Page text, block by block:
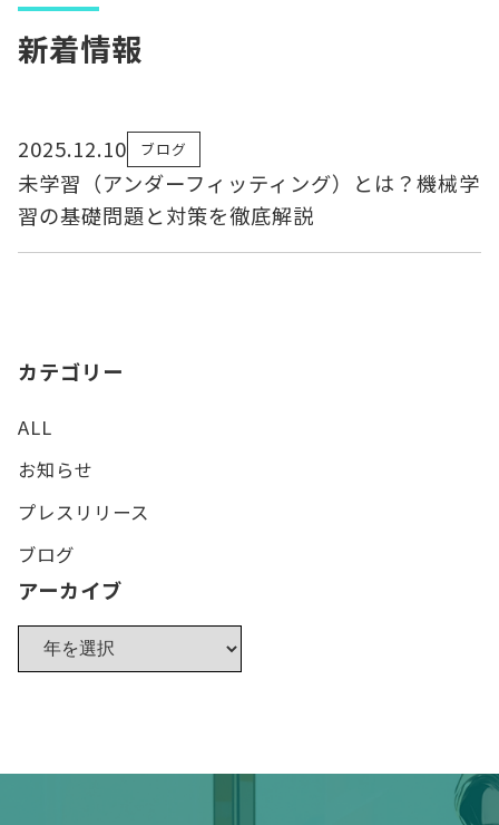
新着情報
2025.12.10 ブログ
未学習（アンダーフィッティング）とは？機械学
習の基礎問題と対策を徹底解説
カテゴリー
ALL
お知らせ
プレスリリース
ブログ
アーカイブ